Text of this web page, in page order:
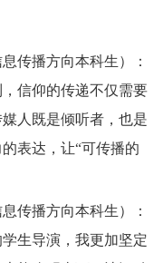
传播方向本科生）：
信仰的传递不仅需要
人既是倾听者，也是
表达，让“可传播的
传播方向本科生）：
生导演，我更加坚定